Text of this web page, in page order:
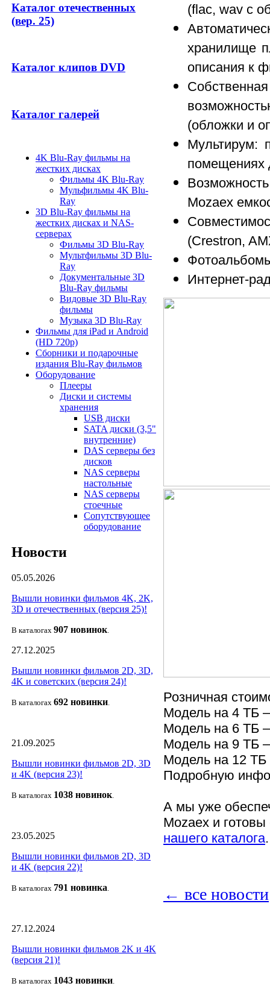
Каталог отечественных
(вер. 25)
Каталог клипов DVD
Каталог галерей
4K Blu-Ray фильмы на
жестких дисках
Фильмы 4K Blu-Ray
Мульфильмы 4K Blu-
Ray
3D Blu-Ray фильмы на
жестких дисках и NAS-
серверах
Фильмы 3D Blu-Ray
Мультфильмы 3D Blu-
Ray
Документальные 3D
Blu-Ray фильмы
Видовые 3D Blu-Ray
фильмы
Музыка 3D Blu-Ray
Фильмы для iPad и Android
(HD 720p)
Сборники и подарочные
издания Blu-Ray фильмов
Оборудование
Плееры
Диски и системы
хранения
USB диски
SATA диски (3,5"
внутренние)
DAS серверы без
дисков
NAS серверы
настольные
NAS серверы
стоечные
Сопутствующее
оборудование
Новости
05.05.2026
Вышли новинки фильмов 4K, 2K,
3D и отечественных (версия 25)!
В каталогах 907 новинок.
27.12.2025
Вышли новинки фильмов 2D, 3D,
4K и советских (версия 24)!
В каталогах 692 новинки.
21.09.2025
Вышли новинки фильмов 2D, 3D
и 4K (версия 23)!
В каталогах 1038 новинок.
23.05.2025
Вышли новинки фильмов 2D, 3D
и 4K (версия 22)!
В каталогах 791 новинка.
27.12.2024
Вышли новинки фильмов 2K и 4K
(версия 21)!
В каталогах 1043 новинки.
(flac, wav c
хранилище
описания к
(обложки и
Мультирум:
помещениях
Mozaex
(Crestron,
Интернет-
Розничная
Модель на 4 ТБ
Модель на 6 ТБ
Модель на 9 ТБ
Модель на 12
Подробную
А мы уже
Mozaex и
нашего каталога.
← все новости